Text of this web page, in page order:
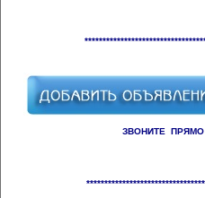
ЗВОНИТЕ